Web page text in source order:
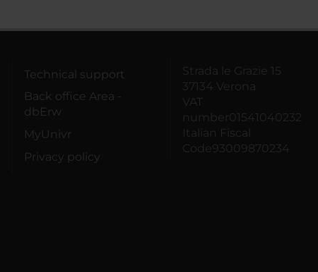
Technical support
Back office Area -
dbErw
MyUnivr
Privacy policy
Strada le Grazie 15
37134 Verona
VAT
number01541040232
Italian Fiscal
Code93009870234